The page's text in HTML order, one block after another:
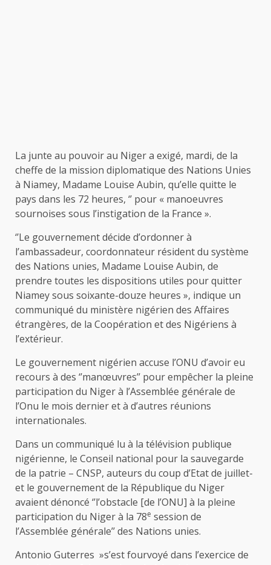
La junte au pouvoir au Niger a exigé, mardi, de la
cheffe de la mission diplomatique des Nations Unies
à Niamey, Madame Louise Aubin, qu’elle quitte le
pays dans les 72 heures, ‘’ pour « manoeuvres
sournoises sous l’instigation de la France ».
‘’Le gouvernement décide d’ordonner à
l’ambassadeur, coordonnateur résident du système
des Nations unies, Madame Louise Aubin, de
prendre toutes les dispositions utiles pour quitter
Niamey sous soixante-douze heures », indique un
communiqué du ministère nigérien des Affaires
étrangères, de la Coopération et des Nigériens à
l’extérieur.
Le gouvernement nigérien accuse l’ONU d’avoir eu
recours à des ‘’manœuvres’’ pour empêcher la pleine
participation du Niger à l’Assemblée générale de
l’Onu le mois dernier et à d’autres réunions
internationales.
Dans un communiqué lu à la télévision publique
nigérienne, le Conseil national pour la sauvegarde
de la patrie – CNSP, auteurs du coup d’Etat de juillet-
et le gouvernement de la République du Niger
avaient dénoncé ‘’l’obstacle [de l’ONU] à la pleine
participation du Niger à la 78e session de
l’Assemblée générale’’ des Nations unies.
Antonio Guterres »s’est fourvoyé dans l’exercice de